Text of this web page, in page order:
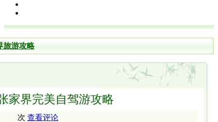
旅游攻略
家界完美自驾游攻略
次 查看评论